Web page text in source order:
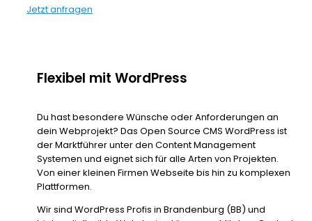
Jetzt anfragen
Flexibel mit WordPress
Du hast besondere Wünsche oder Anforderungen an
dein Webprojekt? Das Open Source CMS WordPress ist
der Marktführer unter den Content Management
Systemen und eignet sich für alle Arten von Projekten.
Von einer kleinen Firmen Webseite bis hin zu komplexen
Plattformen.
Wir sind WordPress Profis in Brandenburg (BB) und